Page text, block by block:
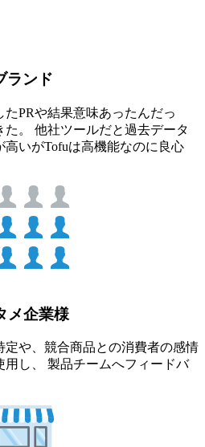
ランド
PRや結果意味あったんだっ
。 他社ツールだと過去データ
いがTofuは高機能なのに良心
メ企業様
や、競合商品との消費者の感情
し、 製品チームへフィードバ